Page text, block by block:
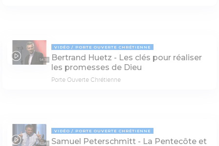
54:38
VIDÉO PORTE OUVERTE CHRÉTIENNE
Bertrand Huetz - Les clés pour réaliser
les promesses de Dieu
Porte Ouverte Chrétienne
62:48
VIDÉO PORTE OUVERTE CHRÉTIENNE
Samuel Peterschmitt - La Pentecôte et